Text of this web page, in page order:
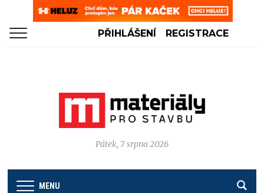
PŘIHLÁŠENÍ REGISTRACE
Pátek, 7 srpna 2026
MENU